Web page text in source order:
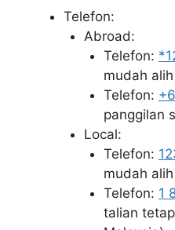
Telefon:
Abroad:
Telefon:
mudah
Telefon:
panggilan
Local:
Telefon:
mudah
Telefon: 1
talian